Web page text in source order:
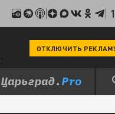
ОТКЛЮЧИТЬ